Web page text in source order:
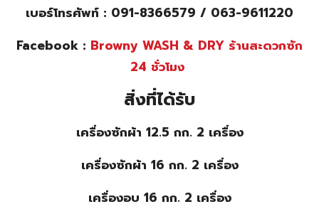
เบอร์โทรศัพท์ : 091-8366579 / 063-9611220
Facebook : Browny WASH & DRY ร้านสะดวกซัก
24 ชั่วโมง
สิ่งที่ได้รับ
เครื่องซักผ้า 12.5 กก. 2 เครื่อง
เครื่องซักผ้า 16 กก. 2 เครื่อง
เครื่องอบ 16 กก. 2 เครื่อง